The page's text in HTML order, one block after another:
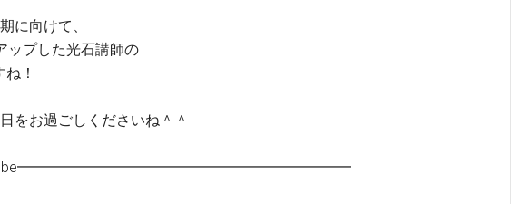
に向けて、
ップした光石講師の
！
をお過ごしくださいね＾＾